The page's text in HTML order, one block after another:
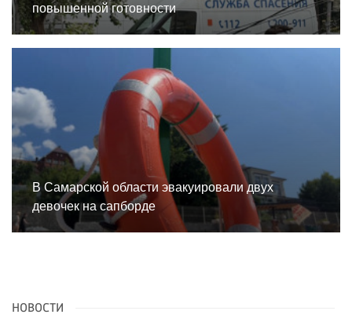
повышенной готовности
В Самарской области эвакуировали двух
девочек на сапборде
НОВОСТИ